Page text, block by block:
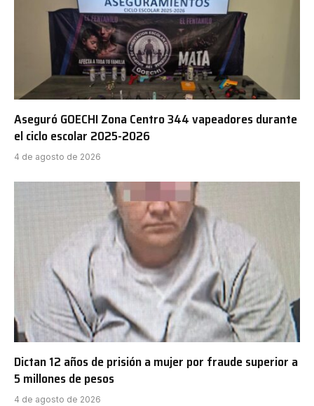
Aseguró GOECHI Zona Centro 344 vapeadores durante
el ciclo escolar 2025-2026
4 de agosto de 2026
Dictan 12 años de prisión a mujer por fraude superior a
5 millones de pesos
4 de agosto de 2026